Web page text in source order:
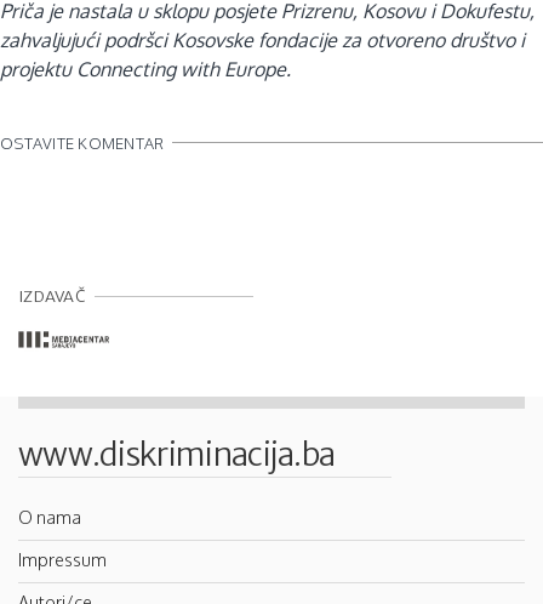
Priča je nastala u sklopu posjete Prizrenu, Kosovu i Dokufestu,
zahvaljujući podršci Kosovske fondacije za otvoreno društvo i
projektu Connecting with Europe.
OSTAVITE KOMENTAR
IZDAVAČ
www.diskriminacija.ba
O nama
Impressum